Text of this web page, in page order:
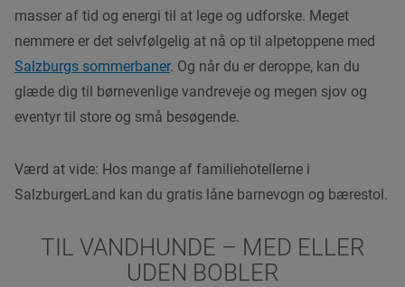
masser af tid og energi til at lege og udforske. Meget
nemmere er det selvfølgelig at nå op til alpetoppene med
Salzburgs sommerbaner. Og når du er deroppe, kan du
glæde dig til børnevenlige vandreveje og megen sjov og
eventyr til store og små besøgende.
Værd at vide: Hos mange af familiehotellerne i
SalzburgerLand kan du gratis låne barnevogn og bærestol.
TIL VANDHUNDE – MED ELLER
UDEN BOBLER